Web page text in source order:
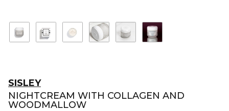
SISLEY
NIGHTCREAM WITH COLLAGEN AND
WOODMALLOW